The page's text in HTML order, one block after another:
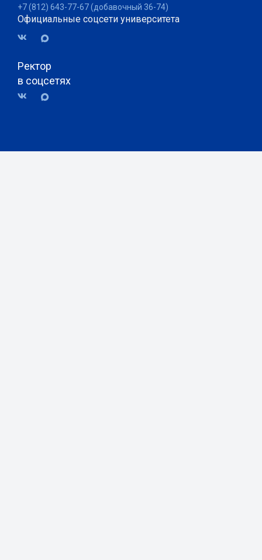
+7 (812) 643-77-67 (добавочный 36-74)
Официальные соцсети университета
Ректор
в соцсетях